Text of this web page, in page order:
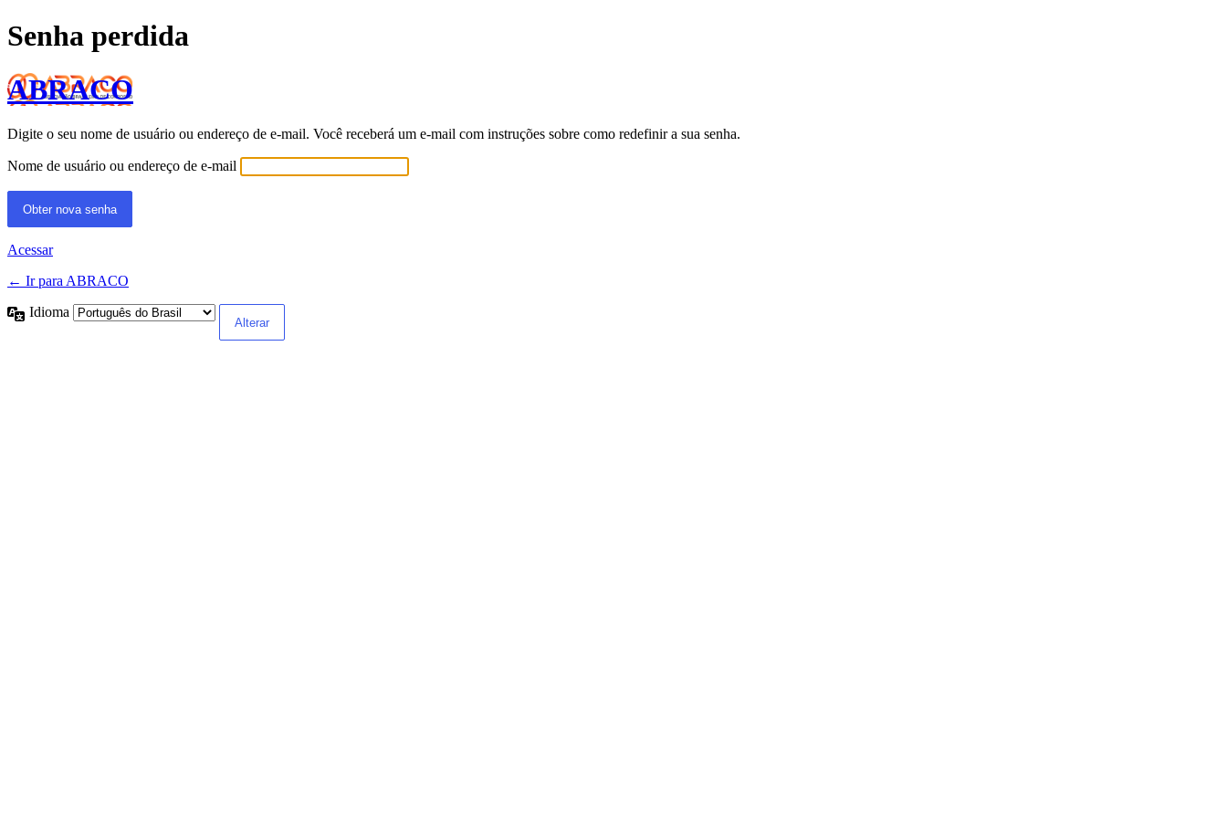
Senha perdida
ABRACO
Digite o seu nome de usuário ou endereço de e-mail. Você receberá um e-mail com instruções sobre como redefinir a sua senha.
Nome de usuário ou endereço de e-mail
Acessar
← Ir para ABRACO
Idioma